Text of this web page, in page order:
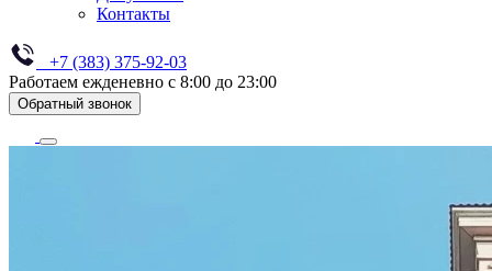
Контакты
+7 (383) 375-92-03
Работаем ежденевно с 8:00 до 23:00
Обратный звонок